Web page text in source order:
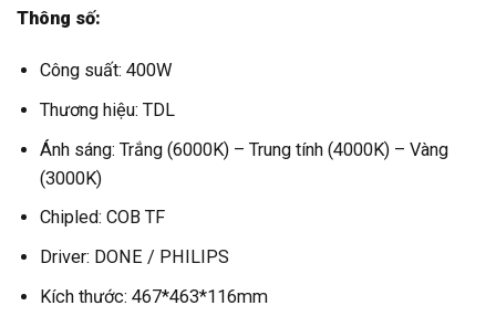
Thông số:
Công suất: 400W
Thương hiệu: TDL
Ánh sáng: Trắng (6000K) – Trung tính (4000K) – Vàng
(3000K)
Chipled: COB TF
Driver: DONE / PHILIPS
Kích thước: 467*463*116mm